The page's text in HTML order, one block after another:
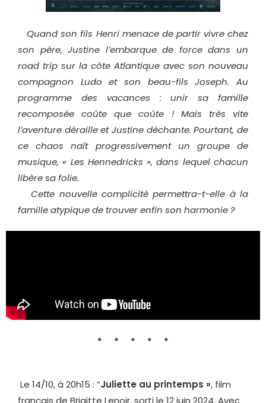
Quand son fils Henri menace de partir vivre chez
son père, Justine l’embarque de force dans un
road trip sur la côte Atlantique avec son nouveau
compagnon Ludo et son beau-fils Joseph. Au
programme des vacances : unir sa famille
recomposée coûte que coûte ! Mais très vite
l’aventure déraille et Justine déchante. Pourtant, de
ce chaos naît progressivement un groupe de
musique, « Les Hennedricks », dans lequel chacun
libère sa folie.
Cette nouvelle complicité permettra-t-elle à la
famille atypique de trouver enfin son harmonie ?
* * * * *
Le 14/10, à 20h15 : “Juliette au printemps », film
français de Brigitte Lenoir, sorti le 12 juin 2024. Avec